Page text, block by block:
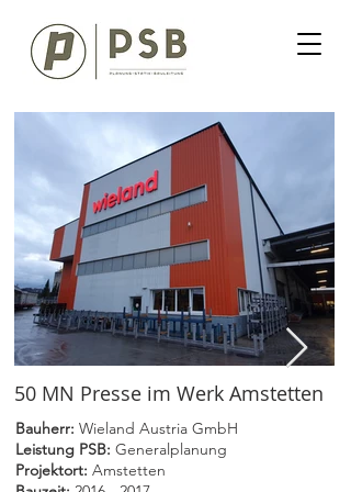
50 MN Presse im Werk Amstetten
Bauherr: Wieland Austria GmbH
Leistung PSB: Generalplanung
Projektort: Amstetten